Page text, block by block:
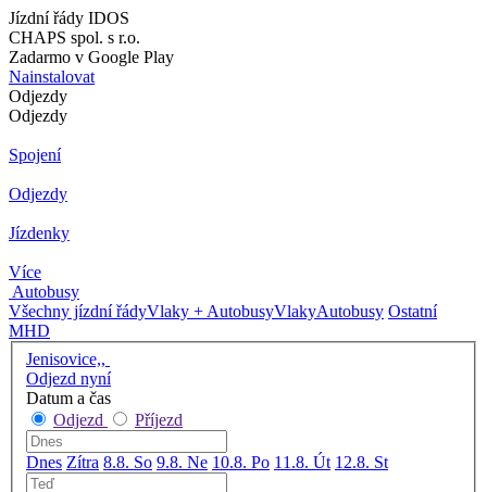
Jízdní řády IDOS
CHAPS spol. s r.o.
Zadarmo v Google Play
Nainstalovat
Odjezdy
Odjezdy
Spojení
Odjezdy
Jízdenky
Více
Autobusy
Všechny jízdní řádyVlaky + AutobusyVlakyAutobusy Ostatní
MHD
Jenisovice,,
Odjezd nyní
Datum a čas
Odjezd
Příjezd
Dnes Zítra 8.8. So 9.8. Ne 10.8. Po 11.8. Út 12.8. St